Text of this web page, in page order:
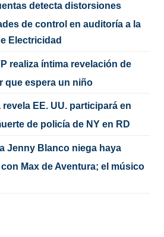
detecta distorsiones
de control en auditoría a la
Electricidad
realiza íntima revelación de
que espera un niño
revela EE. UU. participará en
de policía de NY en RD
Jenny Blanco niega haya
Max de Aventura; el músico